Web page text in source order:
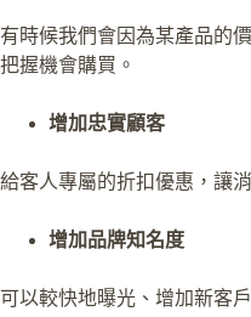
有時候我們會因為某產品的
把握機會購買。
增加忠實顧客
給客人專屬的折扣優惠，讓
增加品牌知名度
可以較快地曝光、增加新客